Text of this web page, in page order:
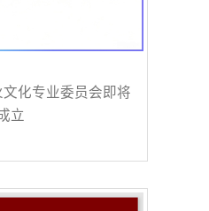
化专业委员会即将
立